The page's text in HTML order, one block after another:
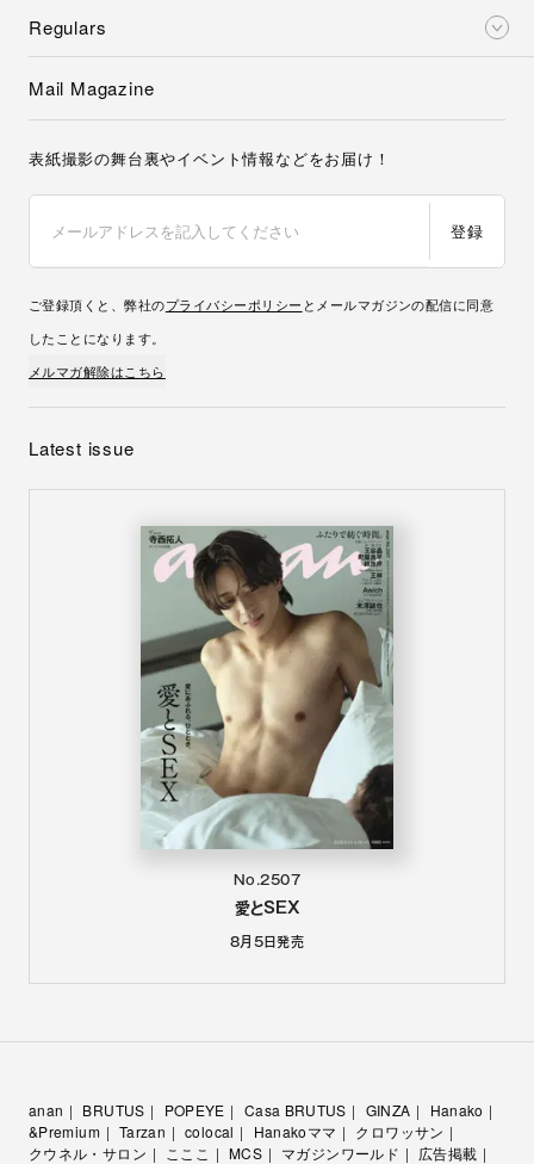
Regulars
Mail Magazine
表紙撮影の舞台裏やイベント情報などをお届け！
登録
ご登録頂くと、弊社のプライバシーポリシー とメールマガジンの配信に同意
したことになります。
メルマガ解除はこちら
Latest issue
No.2507
愛とSEX
8月5日発売
anan BRUTUS POPEYE Casa BRUTUS GINZA
Hanako
&Premium
Tarzan colocal Hanakoママ
クロワッサン
クウネル・サロン
こここ MCS マガジンワールド
広告掲載